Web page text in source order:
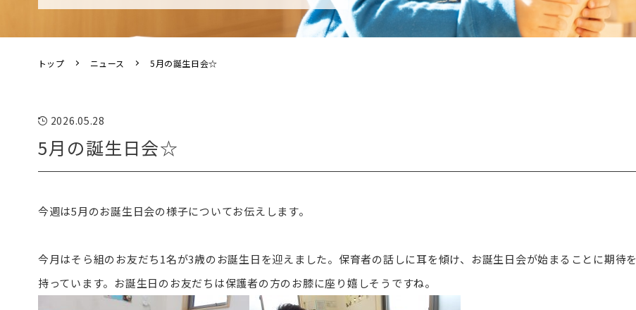
トップ ニュース 5月の誕生日会☆
2026.05.28
5月の誕生日会☆
今週は5月のお誕生日会の様子についてお伝えします。
今月はそら組のお友だち1名が3歳のお誕生日を迎えました。保育者の話しに耳を傾け、お誕生日会が始まることに期待を
持っています。お誕生日のお友だちは保護者の方のお膝に座り嬉しそうですね。